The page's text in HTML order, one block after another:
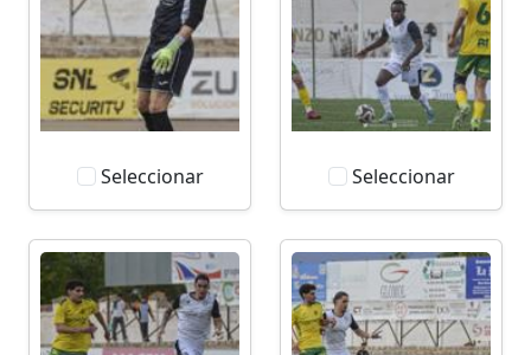
Seleccionar Seleccionar